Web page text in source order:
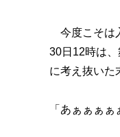
今度こそは
30日12時は、
に考え抜いた
「あぁぁぁ